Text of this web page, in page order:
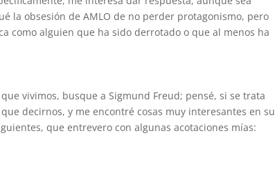
la obsesión de AMLO de no perder protagonismo, pero
como alguien que ha sido derrotado o que al menos ha
vivimos, busque a Sigmund Freud; pensé, si se trata
decirnos, y me encontré cosas muy interesantes en su
que entrevero con algunas acotaciones mías: